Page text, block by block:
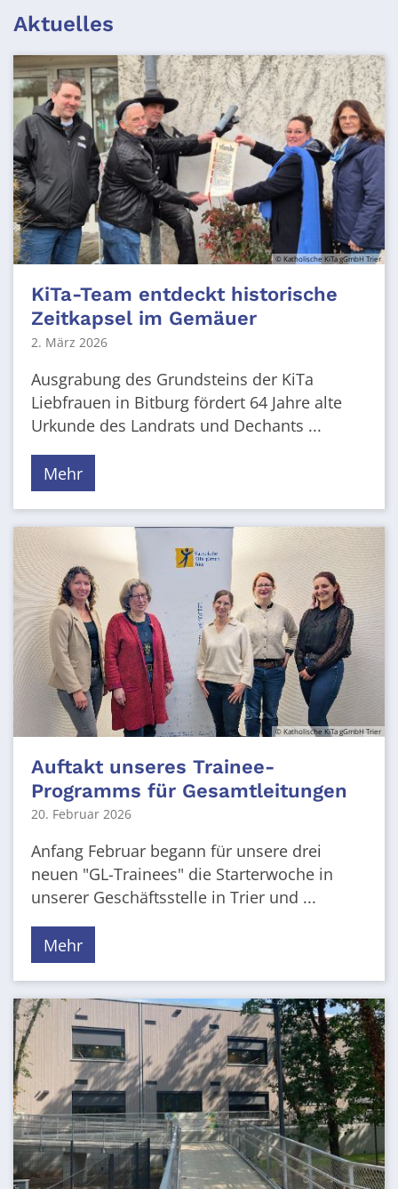
Aktuelles
© Katholische KiTa gGmbH Trier
KiTa-Team entdeckt historische
Zeitkapsel im Gemäuer
2. März 2026
Ausgrabung des Grundsteins der KiTa
Liebfrauen in Bitburg fördert 64 Jahre alte
Urkunde des Landrats und Dechants ...
Mehr
© Katholische KiTa gGmbH Trier
Auftakt unseres Trainee-
Programms für Gesamtleitungen
20. Februar 2026
Anfang Februar begann für unsere drei
neuen "GL-Trainees" die Starterwoche in
unserer Geschäftsstelle in Trier und ...
Mehr